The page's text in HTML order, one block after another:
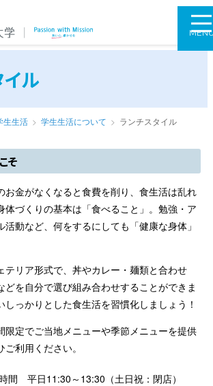
尚絅学院大学
ル
生生活 学生生活について ランチスタイル
そ
お金がなくなると食費を削り、食生活は乱れ
体づくりの基本は「食べること」。勉強・ア
活動など、何をするにしても「健康な身体」
テリア形式で、丼やカレー・麺類と合わせ
どを自分で選び組み合わせすることができま
しっかりとした食生活を習慣化しましょう！
限定でご当地メニューや季節メニューを提供
利用ください。
間 平日11:30～13:30（土日祝：閉店）